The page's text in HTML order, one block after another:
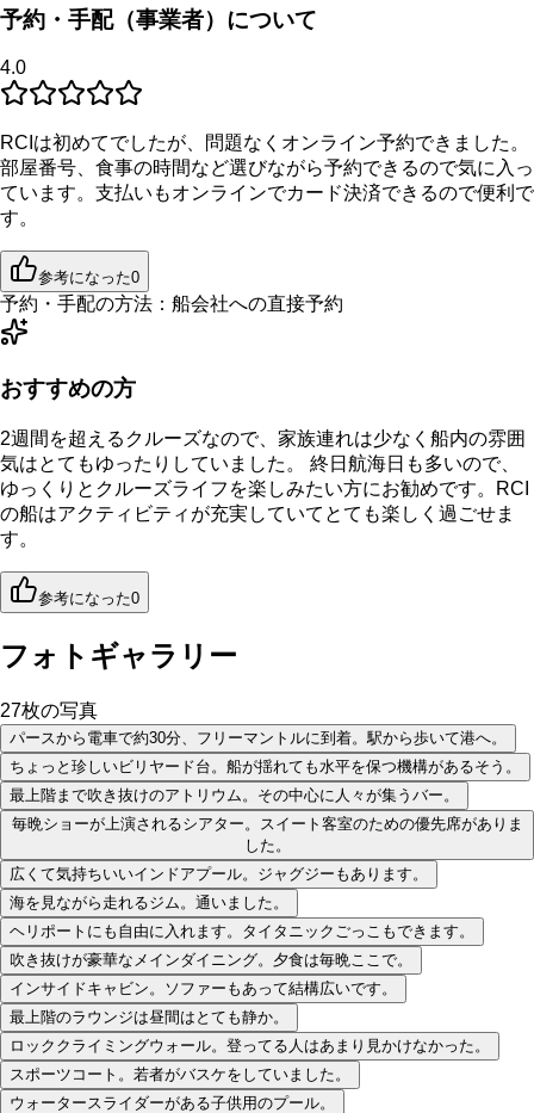
予約・手配（事業者）について
4.0
RCIは初めてでしたが、問題なくオンライン予約できました。
部屋番号、食事の時間など選びながら予約できるので気に入っ
ています。支払いもオンラインでカード決済できるので便利で
す。
参考になった0
予約・手配の方法： 船会社への直接予約
おすすめの方
2週間を超えるクルーズなので、家族連れは少なく船内の雰囲
気はとてもゆったりしていました。 終日航海日も多いので、
ゆっくりとクルーズライフを楽しみたい方にお勧めです。RCI
の船はアクティビティが充実していてとても楽しく過ごせま
す。
参考になった0
フォトギャラリー
27枚の写真
パースから電車で約30分、フリーマントルに到着。駅から歩いて港へ。
ちょっと珍しいビリヤード台。船が揺れても水平を保つ機構があるそう。
最上階まで吹き抜けのアトリウム。その中心に人々が集うバー。
毎晩ショーが上演されるシアター。スイート客室のための優先席がありま
した。
広くて気持ちいいインドアプール。ジャグジーもあります。
海を見ながら走れるジム。通いました。
ヘリポートにも自由に入れます。タイタニックごっこもできます。
吹き抜けが豪華なメインダイニング。夕食は毎晩ここで。
インサイドキャビン。ソファーもあって結構広いです。
最上階のラウンジは昼間はとても静か。
ロッククライミングウォール。登ってる人はあまり見かけなかった。
スポーツコート。若者がバスケをしていました。
ウォータースライダーがある子供用のプール。